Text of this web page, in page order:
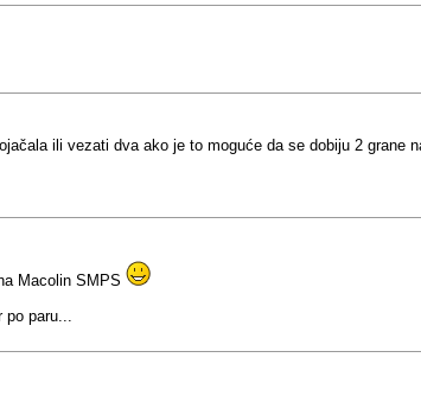
ili vezati dva ako je to moguće da se dobiju 2 grane
Macolin SMPS
po paru...